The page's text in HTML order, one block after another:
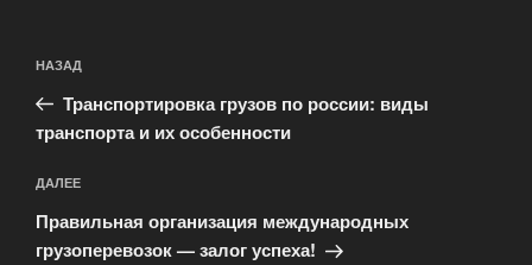
по
записям
Предыдущая
запись:
НАЗАД
Транспортировка грузов по россии: виды
транспорта и их особенности
Следующая
запись
ДАЛЕЕ
Правильная организация международных
грузоперевозок — залог успеха!